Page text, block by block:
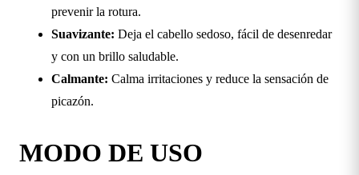
prevenir la rotura.
Suavizante: Deja el cabello sedoso, fácil de desenredar
y con un brillo saludable.
Calmante: Calma irritaciones y reduce la sensación de
picazón.
MODO DE USO